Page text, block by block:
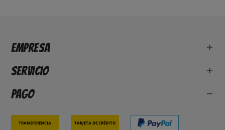
Empresa
Servicio
Pago
Transferencia Tarjeta de crédito